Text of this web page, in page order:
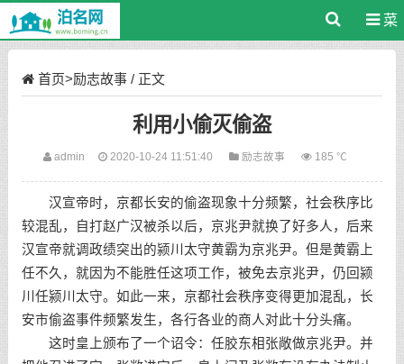
菜
首页>励志故事/ 正文
利用小偷灭偷盗
admin 2020-10-24 11:51:40 励志故事 185 ℃
汉宣帝时，京都长安的偷盗现象十分频繁，社会秩序比
较混乱，自打赵广汉被杀以后，京兆尹就换了好多人，后来
汉宣帝就调政绩突出的颍川太守黄霸为京兆尹。但是黄霸上
任不久，就因为不能胜任这项工作，被免去京兆尹，仍回颍
川任颍川太守。如此一来，京都社会秩序变得更加混乱，长
安市偷盗事件频繁发生，各行各业的商人对此十分头痛。
这时皇上颁布了一个诏令：任胶东相张敞做京兆尹。并